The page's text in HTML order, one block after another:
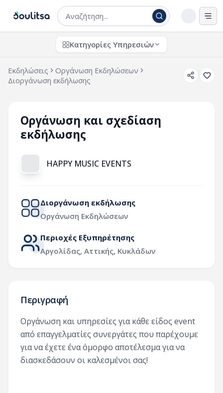
Κατηγορίες Υπηρεσιών
Εκδηλώσεις
Οργάνωση Εκδηλώσεων
Διοργάνωση εκδήλωσης
Οργάνωση και σχεδίαση
εκδήλωσης
HAPPY MUSIC EVENTS
Διοργάνωση εκδήλωσης
Οργάνωση Εκδηλώσεων
Περιοχές Εξυπηρέτησης
Αργολίδας, Αττικής, Κυκλάδων
Περιγραφή
Οργάνωση και υπηρεσίες για κάθε είδος event
από επαγγελματίες συνεργάτες που παρέχουμε
για να έχετε ένα όμορφο αποτέλεσμα για να
διασκεδάσουν οι καλεσμένοι σας!